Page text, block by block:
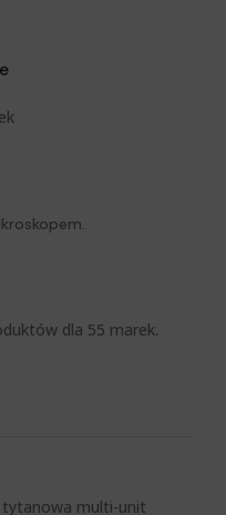
dla 55 marek.
tytanowa multi-unit